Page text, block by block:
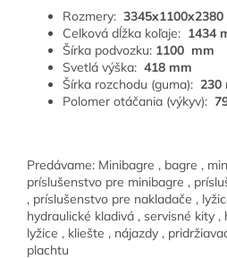
Rozmery: 3345x1100x2380
Celková dĺžka koľaje: 1434
Šírka podvozku: 1100 mm
Svetlá výška: 418 mm
Šírka rozchodu (guma): 230
Polomer otáčania (výkyv):
Predávame: Minibagre , bagre ,
príslušenstvo pre minibagre ,
, príslušenstvo pre nakladače ,
hydraulické kladivá , servisné kity ,
lyžice , kliešte , nájazdy ,
plachtu